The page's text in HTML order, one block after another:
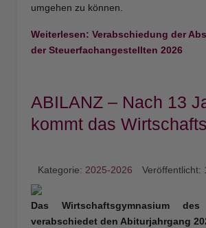
umgehen zu können.
Weiterlesen: Verabschiedung der
der Steuerfachangestellten 2026
ABILANZ – Nach 13
kommt das
Kategorie:2025-2026 Veröffentlicht:
Das Wirtschaftsgymnasium
verabschiedet den Abiturjahrgang